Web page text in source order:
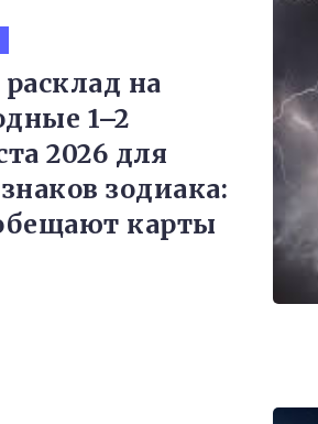
на
1–2
2026 для
зодиака:
карты